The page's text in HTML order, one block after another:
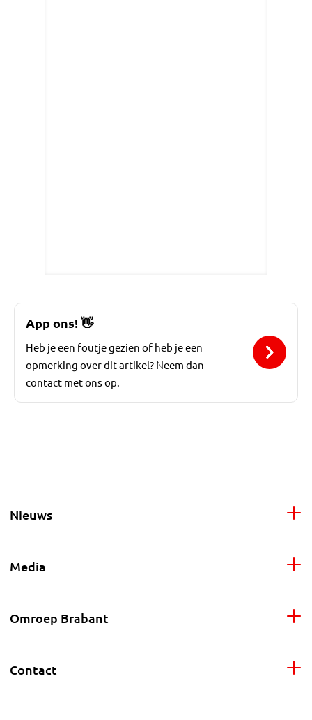
App ons! 👋
Heb je een foutje gezien of heb je een
opmerking over dit artikel? Neem dan
contact met ons op.
Nieuws
Media
Omroep Brabant
Contact